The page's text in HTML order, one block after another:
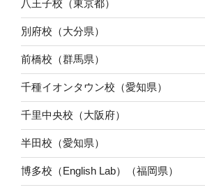
八王子校（東京都）
別府校（大分県）
前橋校（群馬県）
千種イオンタウン校（愛知県）
千里中央校（大阪府）
半田校（愛知県）
博多校（English Lab）（福岡県）